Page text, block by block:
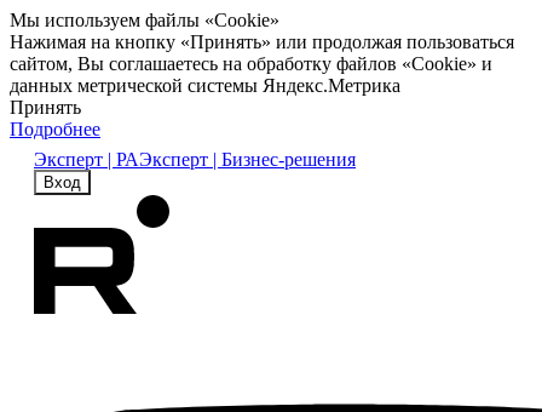
Мы используем файлы «Cookie»
Нажимая на кнопку «Принять» или продолжая пользоваться
сайтом, Вы соглашаетесь на обработку файлов «Cookie» и
данных метрической системы Яндекс.Метрика
Принять
Подробнее
Эксперт | РАЭксперт | Бизнес-решения
Вход